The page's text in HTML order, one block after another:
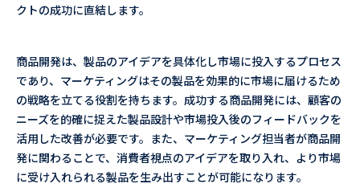
クトの成功に直結します。
商品開発は、製品のアイデアを具体化し市場に投入するプロセス
であり、マーケティングはその製品を効果的に市場に届けるため
の戦略を立てる役割を持ちます。成功する商品開発には、顧客の
ニーズを的確に捉えた製品設計や市場投入後のフィードバックを
活用した改善が必要です。また、マーケティング担当者が商品開
発に関わることで、消費者視点のアイデアを取り入れ、より市場
に受け入れられる製品を生み出すことが可能になります。